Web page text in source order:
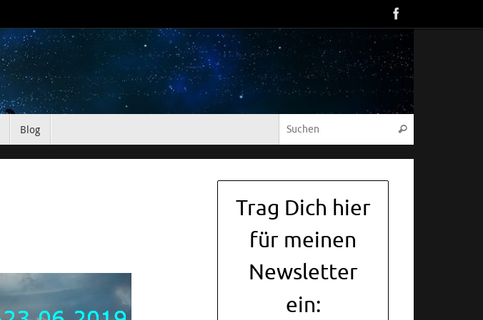
Blog Suchen
Trag Dich hier
für meinen
Newsletter
ein: